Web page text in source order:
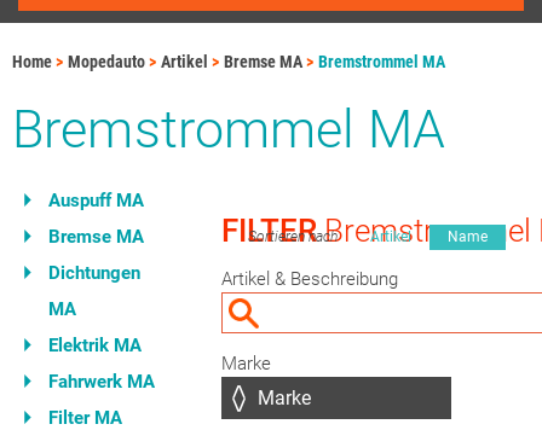
Home Mopedauto Artikel Bremse MA Bremstrommel MA
Bremstrommel MA
Auspuff MA
Bremse MA
Dichtungen
MA
Elektrik MA
Fahrwerk MA
Filter MA
FILTERBremstrommel
Sortieren nach Artikel Name
Artikel & Beschreibung
Marke